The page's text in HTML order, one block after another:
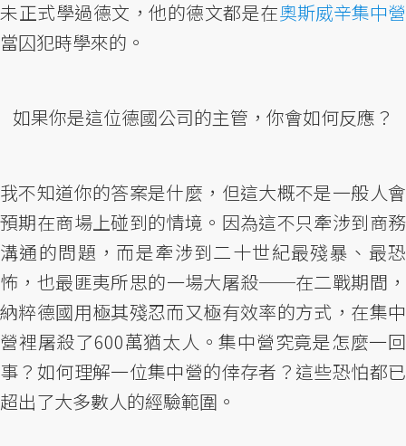
未正式學過德文，他的德文都是在奧斯威辛集中營
當囚犯時學來的。
如果你是這位德國公司的主管，你會如何反應？
我不知道你的答案是什麼，但這大概不是一般人會
預期在商場上碰到的情境。因為這不只牽涉到商務
溝通的問題，而是牽涉到二十世紀最殘暴、最恐
怖，也最匪夷所思的一場大屠殺──在二戰期間，
納粹德國用極其殘忍而又極有效率的方式，在集中
營裡屠殺了600萬猶太人。集中營究竟是怎麼一回
事？如何理解一位集中營的倖存者？這些恐怕都已
超出了大多數人的經驗範圍。